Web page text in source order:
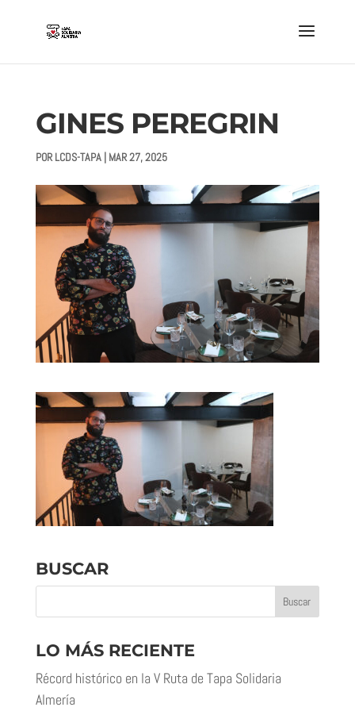
GINES PEREGRIN
PORLCDS-TAPA| MAR 27, 2025
BUSCAR
LO MÁS RECIENTE
Récord histórico en la V Ruta de Tapa Solidaria
Almería